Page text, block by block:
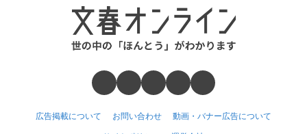
広告掲載について お問い合わせ 動画・バナー広告について